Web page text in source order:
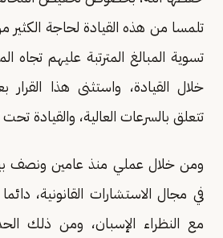
تلمسا من هذه القيادة لحاجة الكثير
تسوية المبالغ المترتبة عليهم تجاه
خلال القيادة، واستثنى هذا القرار
تتعلق بالسرعات العالية، والقيادة تحت
ومن خلال عملي منذ عامين ونصف
في مجال الاستشارات القانونية،
مع النظراء الإسبان، ومن ذلك